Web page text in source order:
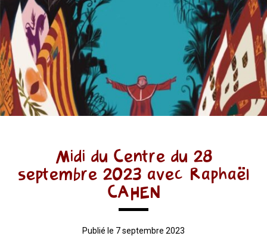
Midi du Centre du 28
septembre 2023 avec Raphaël
CAHEN
Publié le 7 septembre 2023